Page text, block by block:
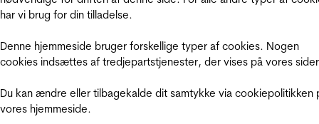
har vi brug for din tilladelse.
Denne hjemmeside bruger forskellige typer af cookies. Nogen
cookies indsættes af tredjepartstjenester, der vises på vores
Du kan ændre eller tilbagekalde dit samtykke via cookiepolitikken
vores hjemmeside.